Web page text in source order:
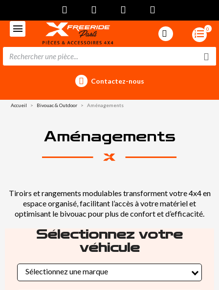
0
Contactez-nous
Accueil Bivouac & Outdoor Aménagements
Aménagements
Tiroirs et rangements modulables transforment votre 4x4 en
espace organisé, facilitant l’accès à votre matériel et
optimisant le bivouac pour plus de confort et d’efficacité.
Sélectionnez votre
véhicule
Sélectionnez une marque